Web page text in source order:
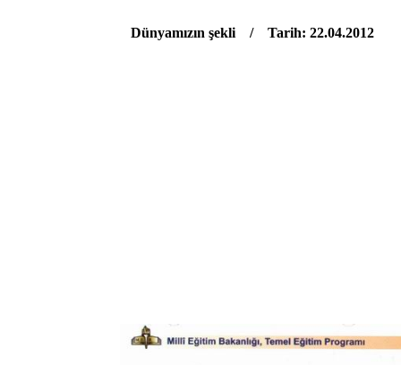
Dünyamızın şekli / Tarih: 22.04.2012